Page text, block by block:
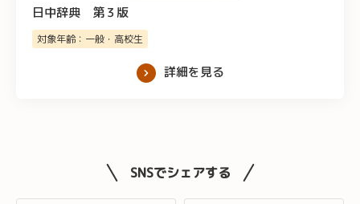
日中辞典 第３版
対象年齢：一般・高校生
詳細を見る
SNSでシェアする